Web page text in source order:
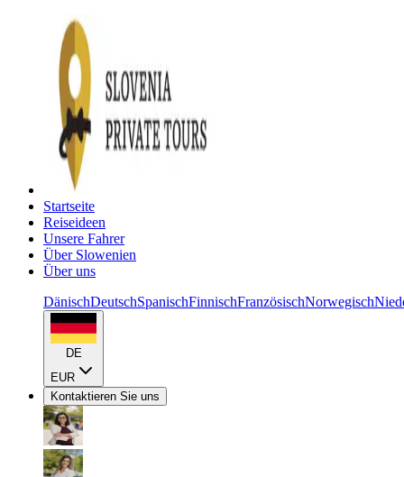
Startseite
Reiseideen
Unsere Fahrer
Über Slowenien
Über uns
DänischDeutschSpanischFinnischFranzösischNorwegisch
DE
EUR
Kontaktieren Sie uns